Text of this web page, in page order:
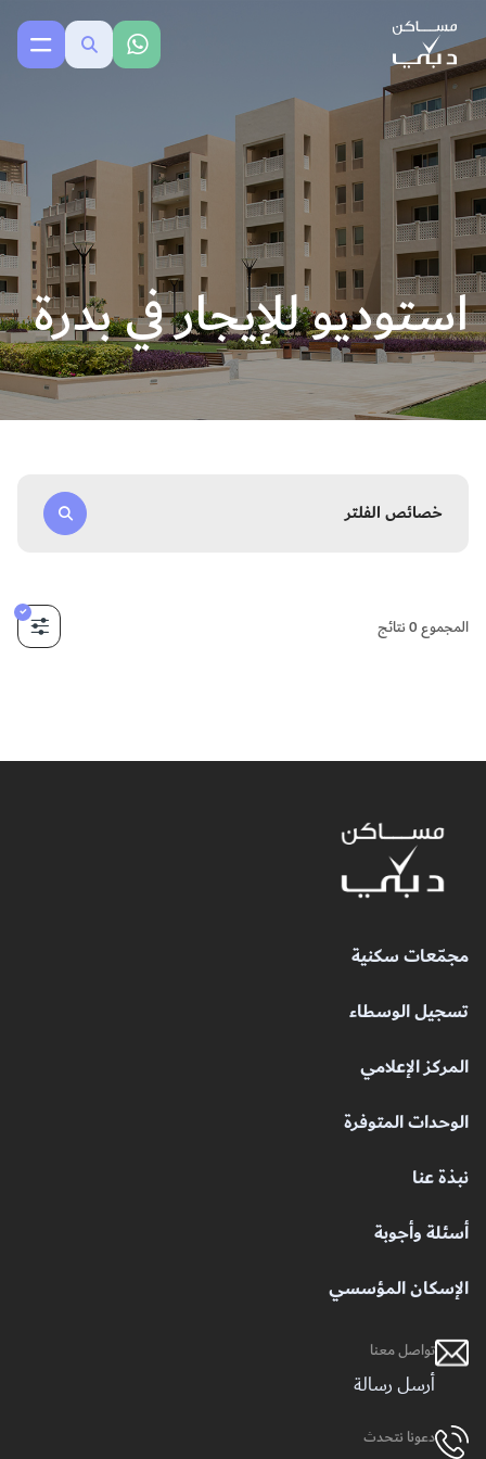
استوديو للإيجار في بدرة
خصائص الفلتر
المجموع نتائج
مجمّعات سكنية
تسجيل الوسطاء
المركز الإعلامي
الوحدات المتوفرة
نبذة عنا
أسئلة وأجوبة
الإسكان المؤسسي
تواصل معنا
أرسل رسالة
دعونا نتحدث